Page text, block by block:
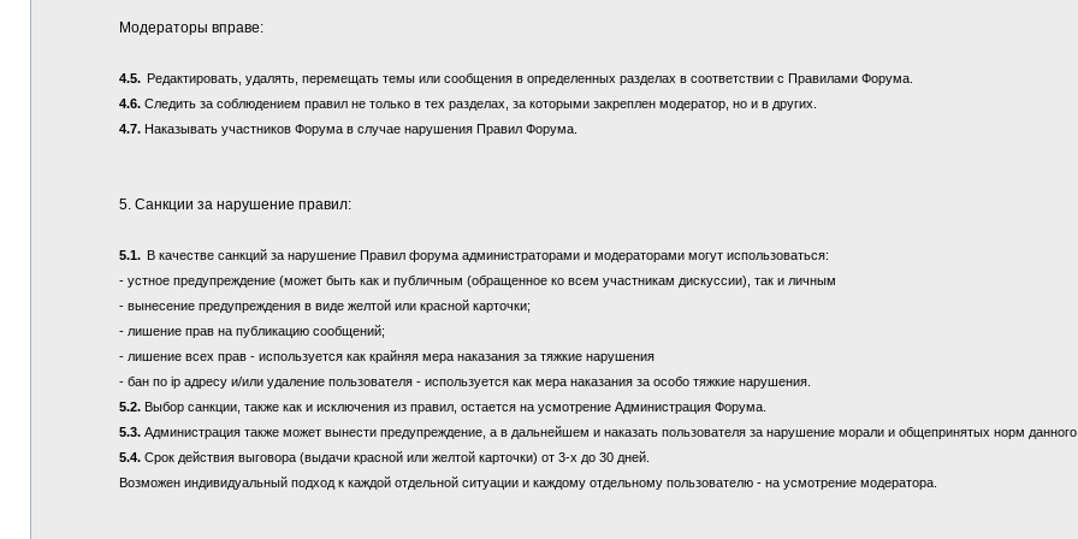
Модераторы вправе:
4.5. Редактировать, удалять, перемещать темы или сообщения в определенных разделах в соответствии с Правилами Форума.
4.6.Следить за соблюдением правил не только в тех разделах, за которыми закреплен модератор, но и в других.
4.7.Наказывать участников Форума в случае нарушения Правил Форума.
5. Санкции за нарушение правил:
5.1. В качестве санкций за нарушение Правил форума администраторами и модераторами могут использоваться:
- устное предупреждение (может быть как и публичным (обращенное ко всем участникам дискуссии), так и личным
- вынесение предупреждения в виде желтой или красной карточки;
- лишение прав на публикацию сообщений;
- лишение всех прав - используется как крайняя мера наказания за тяжкие нарушения
- бан по ip адресу и/или удаление пользователя - используется как мера наказания за особо тяжкие нарушения.
5.2.Выбор санкции, также как и исключения из правил, остается на усмотрение Администрация Форума.
5.3.Администрация также может вынести предупреждение, а в дальнейшем и наказать пользователя за нарушение морали и общепринятых норм
5.4.Срок действия выговора (выдачи красной или желтой карточки) от 3-х до 30 дней.
Возможен индивидуальный подход к каждой отдельной ситуации и каждому отдельному пользователю - на усмотрение модератора.